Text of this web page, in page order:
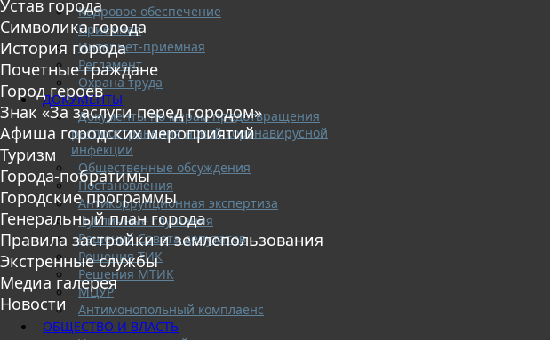
Кадровое обеспечение
Приемная
Интернет-приемная
Регламент
Охрана труда
ДОКУМЕНТЫ
Документы по мерам предотвращения
распространения новой коронавирусной
инфекции
Общественные обсуждения
Постановления
Антикоррупционная экспертиза
Публичные слушания
Решения Совета депутатов
Решения ТИК
Решения МТИК
МЦУР
Антимонопольный комплаенс
ОБЩЕСТВО И ВЛАСТЬ
Устав города
Символика города
История города
Почетные граждане
Город героев
Знак «За заслуги перед городом»
Афиша городских мероприятий
Туризм
Города-побратимы
Городские программы
Генеральный план города
Правила застройки и землепользования
Экстренные службы
Медиа галерея
Новости